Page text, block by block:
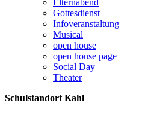
Gottesdienst
Infoveranstaltung
Musical
open house
open house page
Social Day
Theater
Schulstandort Kahl